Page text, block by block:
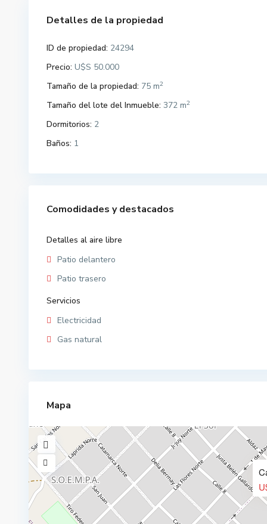
Detalles de la propiedad
ID de propiedad: 24294
Precio: U$S 50.000
Tamaño de la propiedad: 75 m2
Tamaño del lote del Inmueble: 372 m2
Dormitorios: 2
Baños: 1
Comodidades y destacados
Detalles al aire libre
Patio delantero
Patio trasero
Servicios
Electricidad
Gas natural
Mapa